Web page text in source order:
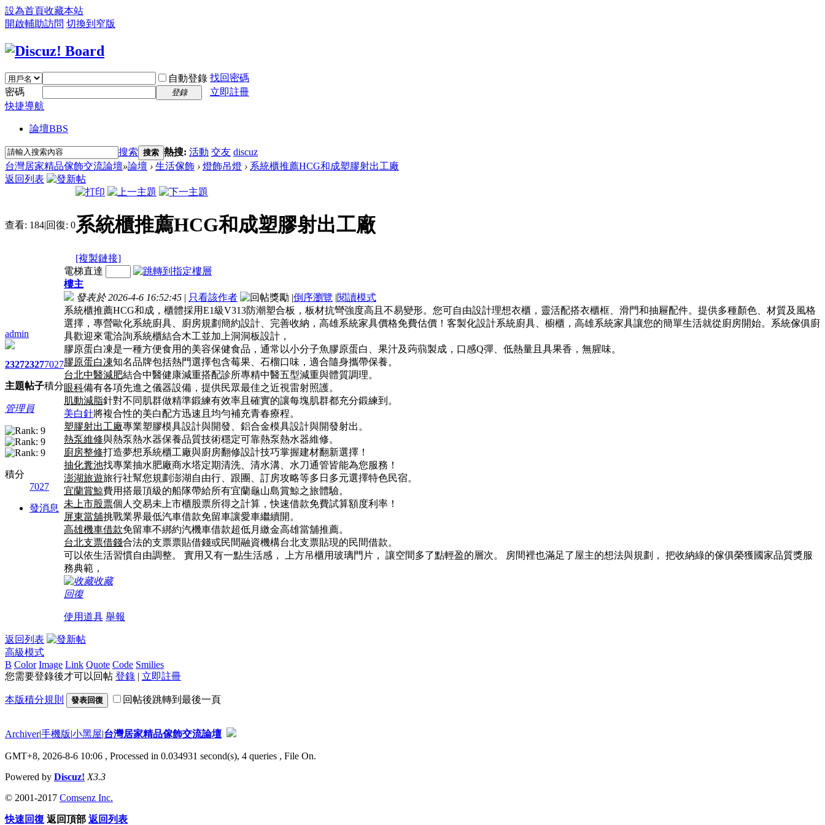
設為首頁收藏本站
開啟輔助訪問 切換到窄版
自動登錄 找回密碼
密碼
登錄
立即註冊
快捷導航
論壇BBS
搜索 搜索 熱搜: 活動 交友 discuz
台灣居家精品傢飾交流論壇»論壇 › 生活傢飾 › 燈飾吊燈 › 系統櫃推薦HCG和成塑膠射出工廠
返回列表
查看: 184|回復: 0系統櫃推薦HCG和成塑膠射出工廠
[複製鏈接]
admin
2327
主題
2327
帖子
7027
積分
管理員
積分
7027
發消息
電梯直達
樓主
發表於 2026-4-6 16:52:45 | 只看該作者 |倒序瀏覽 |閱讀模式
系統櫃推薦HCG和成，櫃體採用E1級V313防潮塑合板，板材抗彎強度高且不易變形。您可自由設計理想衣櫃，靈活配搭衣櫃框、滑門和抽屜配件。提供多種顏色、材質及風格
選擇，專營歐化系統廚具、廚房規劃簡約設計、完善收納，高雄系統家具價格免費估價！客製化設計系統廚具、櫥櫃，高雄系統家具讓您的簡單生活就從廚房開始。系統傢俱廚
具歡迎來電洽詢系統櫃結合木工並加上洞洞板設計，
膠原蛋白凍是一種方便食用的美容保健食品，通常以小分子魚膠原蛋白、果汁及蒟蒻製成，口感Q彈、低熱量且具果香，無腥味。
膠原蛋白凍知名品牌包括熱門選擇包含莓果、石榴口味，適合隨身攜帶保養。
台北中醫減肥結合中醫健康減重搭配診所專精中醫五型減重與體質調理。
眼科備有各項先進之儀器設備，提供民眾最佳之近視雷射照護。
肌動減脂針對不同肌群做精準鍛練有效率且確實的讓每塊肌群都充分鍛練到。
美白針將複合性的美白配方迅速且均勻補充青春療程。
塑膠射出工廠專業塑膠模具設計與開發、鋁合金模具設計與開發射出。
熱泵維修與熱泵熱水器保養品質技術穩定可靠熱泵熱水器維修。
廚房整修打造夢想系統櫃工廠與廚房翻修設計技巧掌握建材翻新選擇！
抽化糞池找專業抽水肥廠商水塔定期清洗、清水溝、水刀通管皆能為您服務！
澎湖旅遊旅行社幫您規劃澎湖自由行、跟團、訂房攻略等多日多元選擇特色民宿。
宜蘭賞鯨費用搭最頂級的船隊帶給所有宜蘭龜山島賞鯨之旅體驗。
未上市股票個人交易未上市櫃股票所得之計算，快速借款免費試算額度利率！
屏東當舖挑戰業界最低汽車借款免留車讓愛車繼續開。
高雄機車借款免留車不綁約汽機車借款超低月繳金高雄當舖推薦。
台北支票借錢合法的支票票貼借錢或民間融資機構台北支票貼現的民間借款。
可以依生活習慣自由調整。 實用又有一點生活感， 上方吊櫃用玻璃門片， 讓空間多了點輕盈的層次。 房間裡也滿足了屋主的想法與規劃， 把收納綠的傢俱榮獲國家品質獎服
務典範，
收藏
回復
使用道具 舉報
返回列表
高級模式
B Color Image Link Quote Code Smilies
您需要登錄後才可以回帖 登錄 | 立即註冊
本版積分規則 發表回復 回帖後跳轉到最後一頁
Archiver|手機版|小黑屋|台灣居家精品傢飾交流論壇
GMT+8, 2026-8-6 10:06 , Processed in 0.034931 second(s), 4 queries , File On.
Powered by Discuz! X3.3
© 2001-2017 Comsenz Inc.
快速回復 返回頂部 返回列表